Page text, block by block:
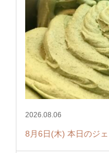
2026.08.06
8月6日(木) 本日のジ